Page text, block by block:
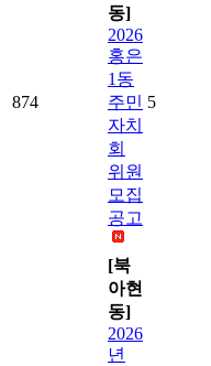
874
동]
2026
홍은
1동
주민
자치
회
위원
모집
공고
5
[북
아현
동]
2026
년